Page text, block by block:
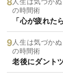
の時間術
「心が疲れた
人生は気づか
の時間術
老後にダント